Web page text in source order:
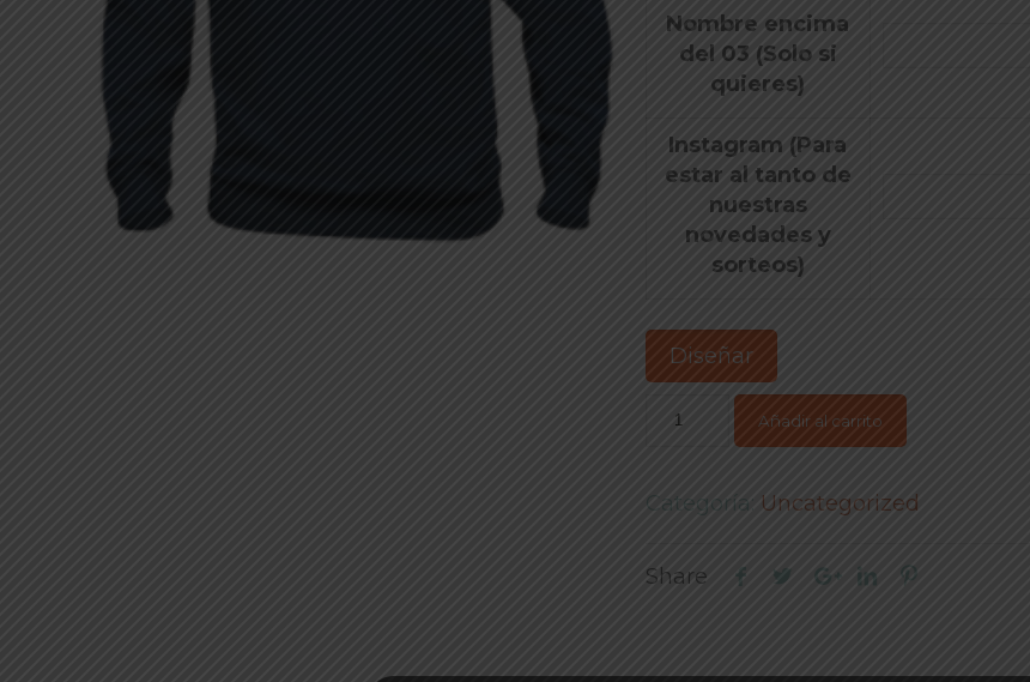
Nombre encima
del 03 (Solo si
quieres)
Instagram (Para
estar al tanto de
nuestras
novedades y
sorteos)
Diseñar
Añadir al carrito
Categoría: Uncategorized
Share